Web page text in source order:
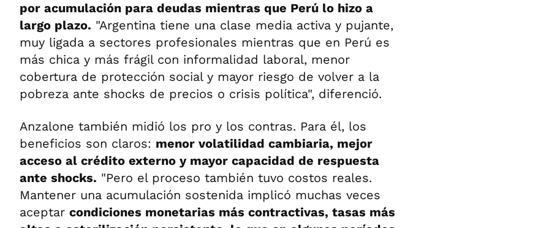
por acumulación para deudas mientras que Perú lo hizo a
largo plazo. "Argentina tiene una clase media activa y pujante,
muy ligada a sectores profesionales mientras que en Perú es
más chica y más frágil con informalidad laboral, menor
cobertura de protección social y mayor riesgo de volver a la
pobreza ante shocks de precios o crisis política", diferenció.
Anzalone también midió los pro y los contras. Para él, los
beneficios son claros: menor volatilidad cambiaria, mejor
acceso al crédito externo y mayor capacidad de respuesta
ante shocks. "Pero el proceso también tuvo costos reales.
Mantener una acumulación sostenida implicó muchas veces
aceptar condiciones monetarias más contractivas, tasas más